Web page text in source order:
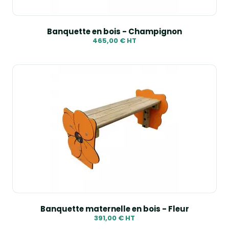
Banquette en bois - Champignon
465,00 € HT
Banquette maternelle en bois - Fleur
391,00 € HT